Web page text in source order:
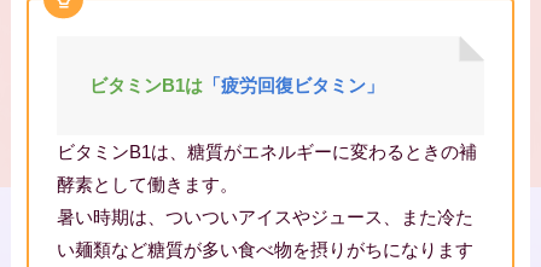
ビタミンB1は 「疲労回復ビタミン」
ビタミンB1は、糖質がエネルギーに変わるときの補
酵素として働きます。
暑い時期は、ついついアイスやジュース、また冷た
い麺類など糖質が多い食べ物を摂りがちになります